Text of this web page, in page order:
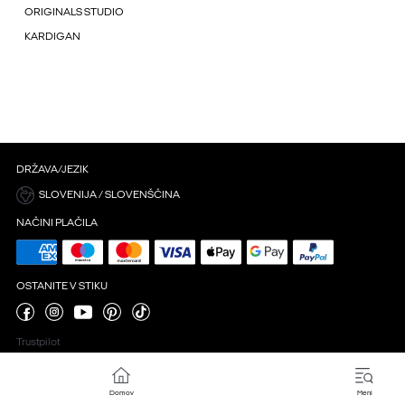
ORIGINALS STUDIO
KARDIGAN
DRŽAVA/JEZIK
SLOVENIJA / SLOVENŠČINA
NAČINI PLAČILA
OSTANITE V STIKU
Trustpilot
Domov Meni